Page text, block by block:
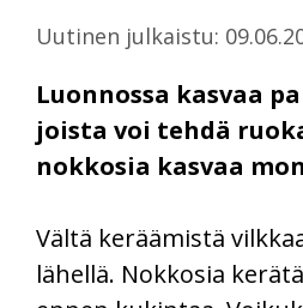
Uutinen julkaistu:
Luonnossa kasvaa
joista voi tehdä
nokkosia kasvaa
Vältä keräämistä
lähellä. Nokkosia